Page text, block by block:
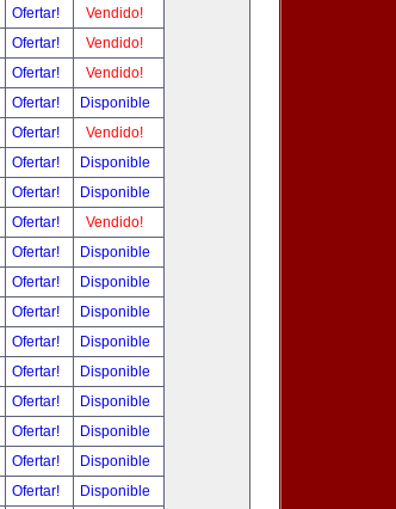
Ofertar!
Vendido!
Ofertar!
Vendido!
Ofertar!
Vendido!
Ofertar!
Disponible
Ofertar!
Vendido!
Ofertar!
Disponible
Ofertar!
Disponible
Ofertar!
Vendido!
Ofertar!
Disponible
Ofertar!
Disponible
Ofertar!
Disponible
Ofertar!
Disponible
Ofertar!
Disponible
Ofertar!
Disponible
Ofertar!
Disponible
Ofertar!
Disponible
Ofertar!
Disponible